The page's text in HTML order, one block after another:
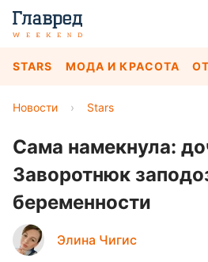
STARS МОДА И КРАСОТА
Новости › Stars
Сама намекнула:
Заворотнюк
беременности
Элина Чигис